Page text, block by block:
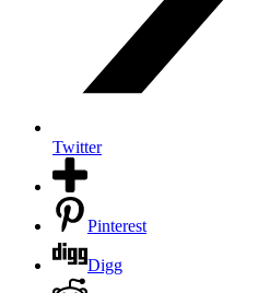
Twitter
Pinterest
Digg